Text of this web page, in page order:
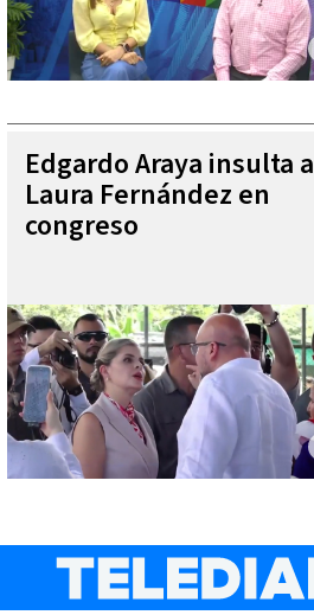
Edgardo Araya insulta a
Laura Fernández en
congreso